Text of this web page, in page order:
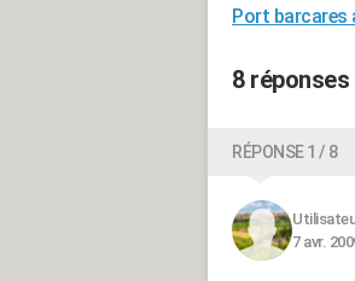
Port barcares
8 réponses
RÉPONSE 1 / 8
7 avr.